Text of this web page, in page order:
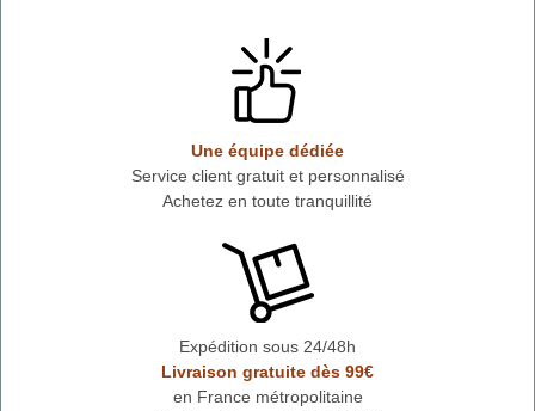
Une équipe dédiée
Service client gratuit et personnalisé
Achetez en toute tranquillité
Expédition sous 24/48h
Livraison gratuite dès 99€
en France métropolitaine